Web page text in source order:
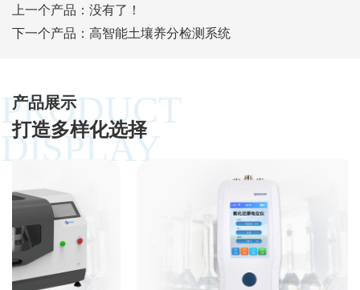
上一个产品：没有了！
下一个产品： 高智能土壤养分检测系统
产品展示
打造多样化选择
PRODUCT
DISPLAY